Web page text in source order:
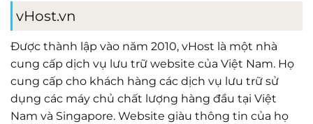
vHost.vn
Được thành lập vào năm 2010, vHost là một nhà
cung cấp dịch vụ lưu trữ website của Việt Nam. Họ
cung cấp cho khách hàng các dịch vụ lưu trữ sử
dụng các máy chủ chất lượng hàng đầu tại Việt
Nam và Singapore. Website giàu thông tin của họ